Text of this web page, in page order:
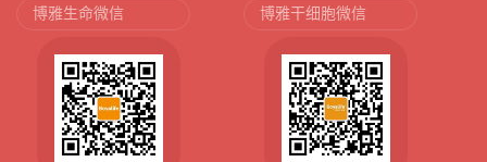
博雅生命微信 博雅干细胞微信